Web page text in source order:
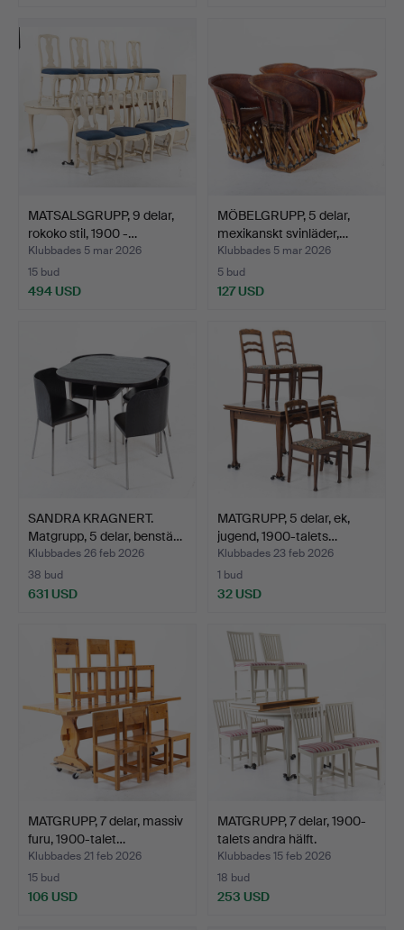
MATSALSGRUPP, 9 delar,
rokoko stil, 1900 -…
Klubbades 5 mar 2026
15 bud
494 USD
MÖBELGRUPP, 5 delar,
mexikanskt svinläder,…
Klubbades 5 mar 2026
5 bud
127 USD
SANDRA KRAGNERT.
Matgrupp, 5 delar, benstä…
Klubbades 26 feb 2026
38 bud
631 USD
MATGRUPP, 5 delar, ek,
jugend, 1900-talets…
Klubbades 23 feb 2026
1 bud
32 USD
MATGRUPP, 7 delar, massiv
furu, 1900-talet…
Klubbades 21 feb 2026
15 bud
106 USD
MATGRUPP, 7 delar, 1900-
talets andra hälft.
Klubbades 15 feb 2026
18 bud
253 USD